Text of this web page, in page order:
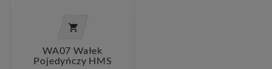

WA07 Wałek
Pojedyńczy HMS